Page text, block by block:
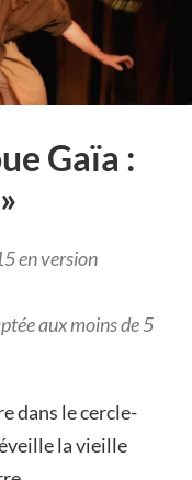
Gaïa :
en version
aux moins de 5
dans le cercle-
la vieille